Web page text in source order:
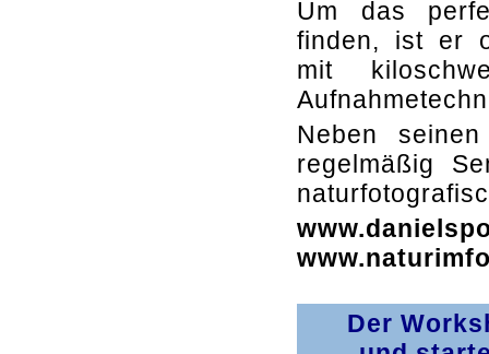
Um das
finden, ist er
mit
Neben
regelmäßig
Der